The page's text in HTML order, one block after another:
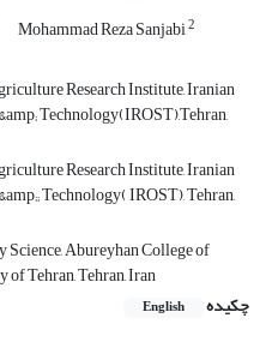
Mohammad Reza Sanjabi2
Research Institute, Iranian
Technology(IROST),Tehran,
Research Institute, Iranian
Technology( IROST), Tehran,
Abureyhan College of
Tehran, Tehran, Iran
چکیده
English